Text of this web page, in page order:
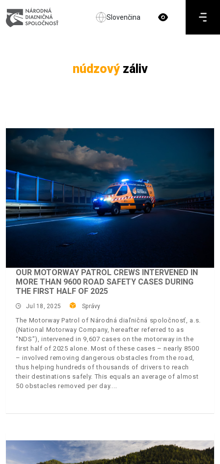
Slovenčina
núdzovýzáliv
OUR MOTORWAY PATROL CREWS INTERVENED IN
MORE THAN 9600 ROAD SAFETY CASES DURING
THE FIRST HALF OF 2025
Jul 18, 2025 Správy
The Motorway Patrol of Národná diaľničná spoločnosť, a.s.
(National Motorway Company, hereafter referred to as
“NDS”), intervened in 9,607 cases on the motorway in the
first half of 2025 alone. Most of these cases – nearly 8500
– involved removing dangerous obstacles from the road,
thus helping hundreds of thousands of drivers to reach
their destinations safely. This equals an average of almost
50 obstacles removed per day.